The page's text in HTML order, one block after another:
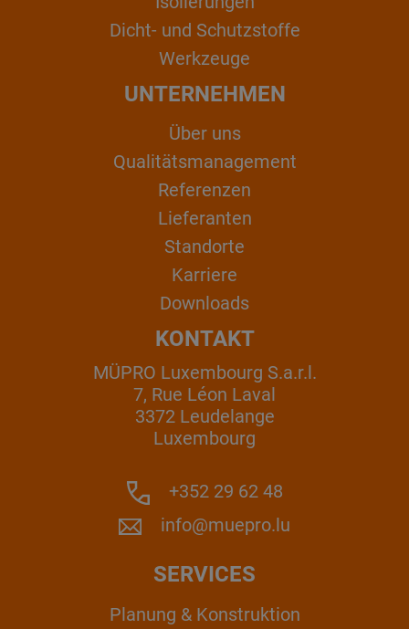
Dicht- und Schutzstoffe
Werkzeuge
UNTERNEHMEN
Über uns
Qualitätsmanagement
Referenzen
Lieferanten
Standorte
Karriere
Downloads
KONTAKT
MÜPRO Luxembourg S.a.r.l.
7, Rue Léon Laval
3372 Leudelange
Luxembourg
+352 29 62 48
info@muepro.lu
SERVICES
Planung & Konstruktion